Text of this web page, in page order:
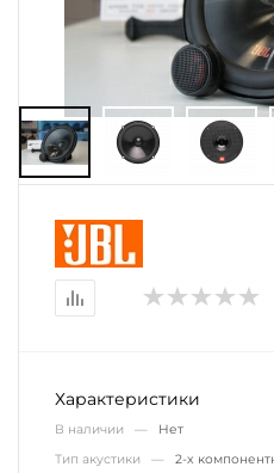
Характеристики
В наличии — Нет
Тип акустики — 2-х